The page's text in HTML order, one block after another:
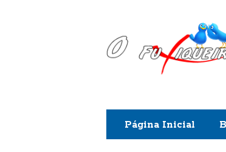
F
x
i
Página Inicial